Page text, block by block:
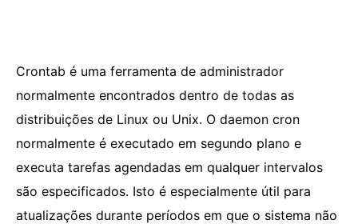
Crontab é uma ferramenta de administrador
normalmente encontrados dentro de todas as
distribuições de Linux ou Unix. O daemon cron
normalmente é executado em segundo plano e
executa tarefas agendadas em qualquer intervalos
são especificados. Isto é especialmente útil para
atualizações durante períodos em que o sistema não